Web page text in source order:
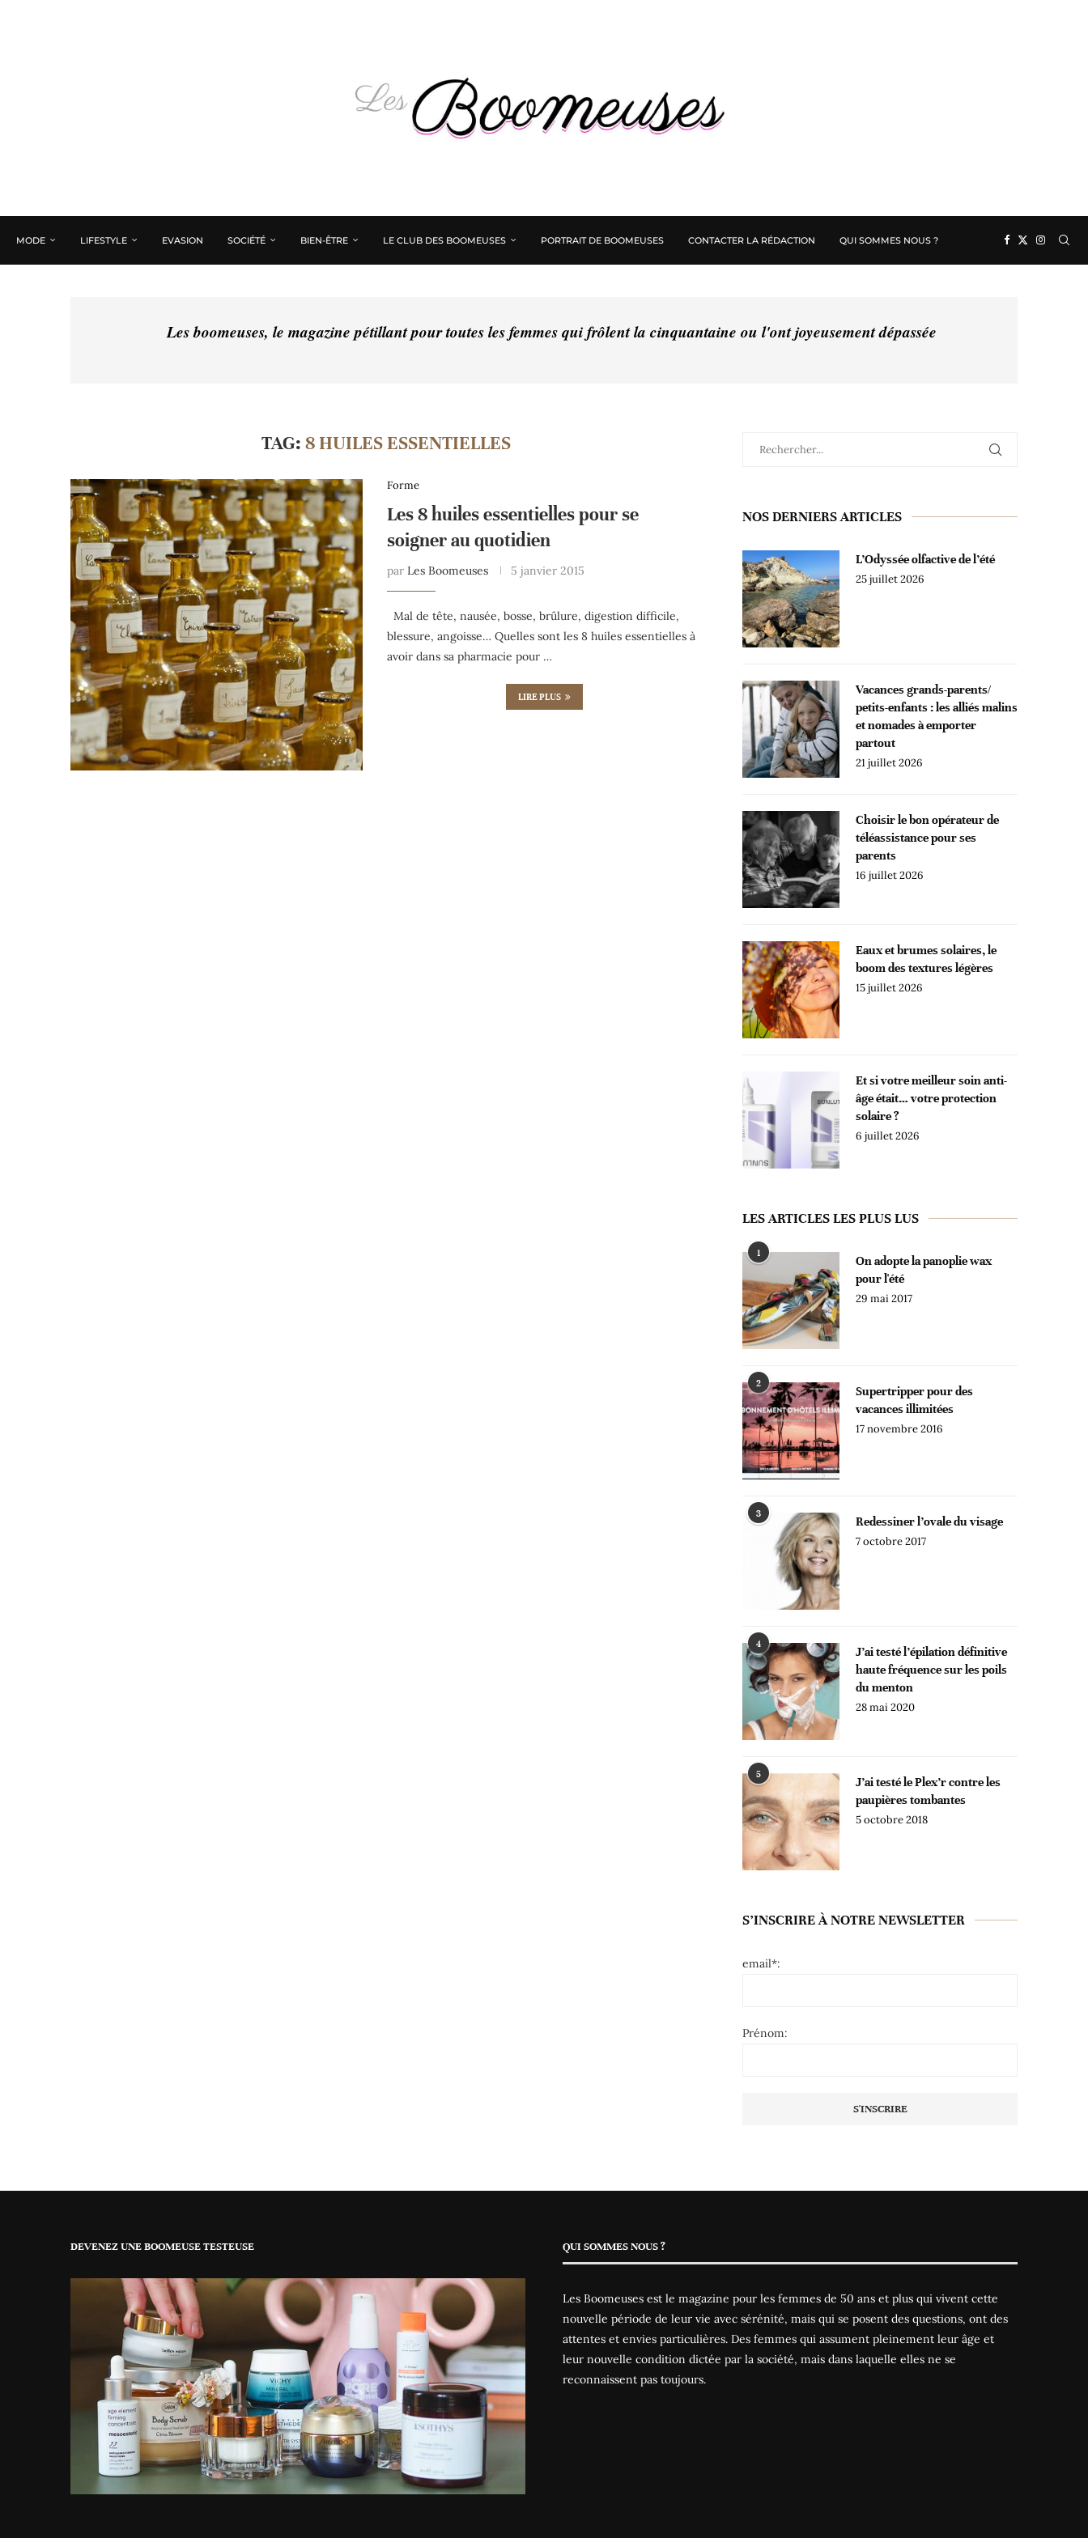
MODE LIFESTYLE EVASION SOCIÉTÉ BIEN-ÊTRE LE CLUB DES BOOMEUSES PORTRAIT DE BOOMEUSES CONTACTER LA RÉDACTION QUI SOMMES NOUS ?
Les boomeuses, le magazine pétillant pour toutes les femmes qui frôlent la cinquantaine ou l'ont joyeusement dépassée
TAG: 8 HUILES ESSENTIELLES
Forme
Les 8 huiles essentielles pour se
soigner au quotidien
par Les Boomeuses 5 janvier 2015
Mal de tête, nausée, bosse, brûlure, digestion difficile,
blessure, angoisse… Quelles sont les 8 huiles essentielles à
avoir dans sa pharmacie pour …
LIRE PLUS
NOS DERNIERS ARTICLES
L’Odyssée olfactive de l’été
25 juillet 2026
Vacances grands-parents/
petits-enfants : les alliés malins
et nomades à emporter
partout
21 juillet 2026
Choisir le bon opérateur de
téléassistance pour ses
parents
16 juillet 2026
Eaux et brumes solaires, le
boom des textures légères
15 juillet 2026
Et si votre meilleur soin anti-
âge était… votre protection
solaire ?
6 juillet 2026
LES ARTICLES LES PLUS LUS
1
On adopte la panoplie wax
pour l'été
29 mai 2017
2
Supertripper pour des
vacances illimitées
17 novembre 2016
3
Redessiner l’ovale du visage
7 octobre 2017
4
J’ai testé l’épilation définitive
haute fréquence sur les poils
du menton
28 mai 2020
5
J’ai testé le Plex’r contre les
paupières tombantes
5 octobre 2018
S’INSCRIRE À NOTRE NEWSLETTER
email*:
Prénom:
DEVENEZ UNE BOOMEUSE TESTEUSE QUI SOMMES NOUS ?
Les Boomeuses est le magazine pour les femmes de 50 ans et plus qui vivent cette
nouvelle période de leur vie avec sérénité, mais qui se posent des questions, ont des
attentes et envies particulières. Des femmes qui assument pleinement leur âge et
leur nouvelle condition dictée par la société, mais dans laquelle elles ne se
reconnaissent pas toujours.